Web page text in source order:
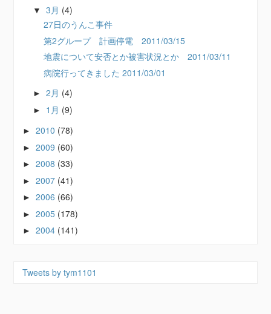
▼3月 (4)
27日のうんこ事件
第2グループ 計画停電 2011/03/15
地震について安否とか被害状況とか 2011/03/11
病院行ってきました 2011/03/01
►2月 (4)
► 1月 (9)
►2010 (78)
►2009 (60)
►2008 (33)
►2007 (41)
►2006 (66)
►2005 (178)
►2004 (141)
Tweets by tym1101